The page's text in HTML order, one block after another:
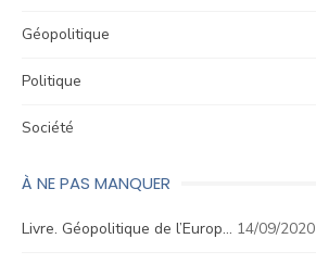
Géopolitique
Politique
Société
À NE PAS MANQUER
Livre. Géopolitique de l’Europ… 14/09/2020